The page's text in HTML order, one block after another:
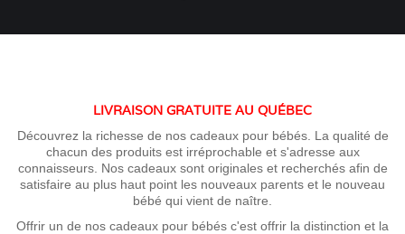
LIVRAISON GRATUITE AU QUÉBEC
Découvrez la richesse de nos cadeaux pour bébés. La qualité de
chacun des produits est irréprochable et s'adresse aux
connaisseurs. Nos cadeaux sont originales et recherchés afin de
satisfaire au plus haut point les nouveaux parents et le nouveau
bébé qui vient de naître.
Offrir un de nos cadeaux pour bébés c'est offrir la distinction et la